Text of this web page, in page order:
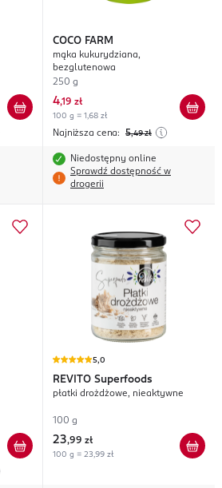
COCO FARM
mąka kukurydziana,
bezglutenowa
250 g
4,19 zł
100 g = 1,68 zł
Najniższa cena: 5,49 zł
Niedostępny online
Sprawdź dostępność w
drogerii
5,0
REVITO Superfoods
płatki drożdżowe, nieaktywne
100 g
23,99 zł
100 g = 23,99 zł